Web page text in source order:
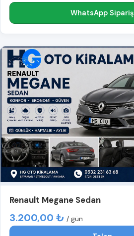
WhatsApp Sipariş
Renault Megane Sedan
3.200,00 ₺ / gün